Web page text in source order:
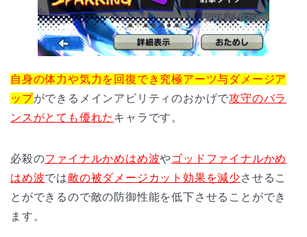
自身の体力や気力を回復でき究極アーツ与ダメージア
ップができるメインアビリティのおかげで攻守のバラ
ンスがとても優れた キャラです。
必殺のファイナルかめはめ波やゴッドファイナルかめ
はめ波では敵の被ダメージカット効果を減少させるこ
とができるので敵の防御性能を低下させることができ
ます。